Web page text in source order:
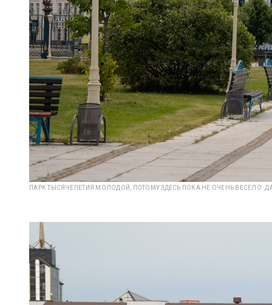
ПАРК ТЫСЯЧЕЛЕТИЯ МОЛОДОЙ, ПОТОМУ ЗДЕСЬ ПОКА НЕ ОЧЕНЬ